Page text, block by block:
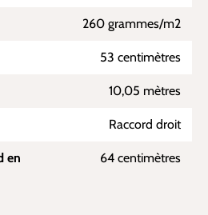
260 grammes/m2
53 centimètres
10,05 mètres
Raccord droit
en
64 centimètres